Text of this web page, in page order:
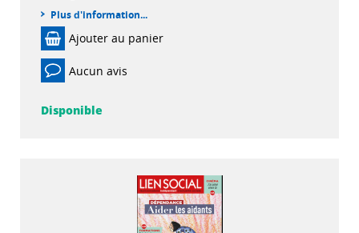
Plus d'information...
Ajouter au panier
Aucun avis
Disponible